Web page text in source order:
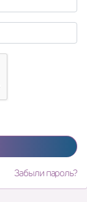
Забыли пароль?